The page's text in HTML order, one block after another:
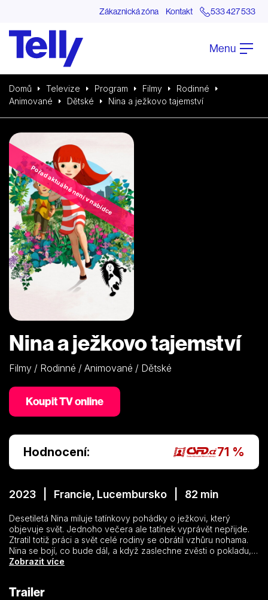
Zákaznická zóna Kontakt 533 427 533
Menu
Domů Televize Program Filmy
Rodinné
Animované
Dětské Nina a ježkovo tajemství
Pořad aktuálně není v nabídce
Nina a ježkovo tajemství
Filmy / Rodinné / Animované / Dětské
Koupit TV online
Hodnocení: 71 %
2023 | Francie, Lucembursko | 82 min
Desetiletá Nina miluje tatínkovy pohádky o ježkovi, který
objevuje svět. Jednoho večera ale tatínek vyprávět nepřijde.
Ztratil totiž práci a svět celé rodiny se obrátil vzhůru nohama.
Nina se bojí, co bude dál, a když zaslechne zvěsti o pokladu,
který je ukryt kdesi ve staré tatínkově továrně, rozhodne se se
Bláznivé dobrodružství začíná…
Zobrazit více
Trailer